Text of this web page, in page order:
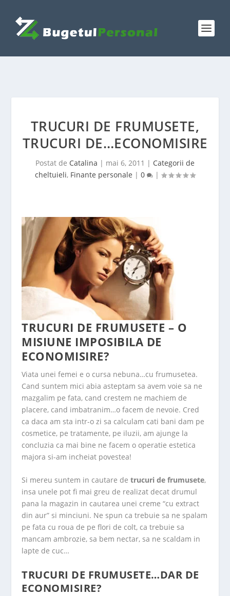
TRUCURI DE FRUMUSETE,
TRUCURI DE…ECONOMISIRE
Postat de Catalina | mai 6, 2011 | Categorii de
cheltuieli, Finante personale | 0 |
TRUCURI DE FRUMUSETE – O
MISIUNE IMPOSIBILA DE
ECONOMISIRE?
Viata unei femei e o cursa nebuna…cu frumusetea.
Cand suntem mici abia asteptam sa avem voie sa ne
mazgalim pe fata, cand crestem ne machiem de
placere, cand imbatranim…o facem de nevoie. Cred
ca daca am sta intr-o zi sa calculam cati bani dam pe
cosmetice, pe tratamente, pe iluzii, am ajunge la
concluzia ca mai bine ne facem o operatie estetica
majora si-am incheiat povestea!
Si mereu suntem in cautare de trucuri de frumusete,
insa unele pot fi mai greu de realizat decat drumul
pana la magazin in cautarea unei creme “cu extract
din aur” si minciuni. Ne spun ca trebuie sa ne spalam
pe fata cu roua de pe flori de colt, ca trebuie sa
mancam ambrozie, sa bem nectar, sa ne scaldam in
lapte de cuc…
TRUCURI DE FRUMUSETE…DAR DE
ECONOMISIRE?